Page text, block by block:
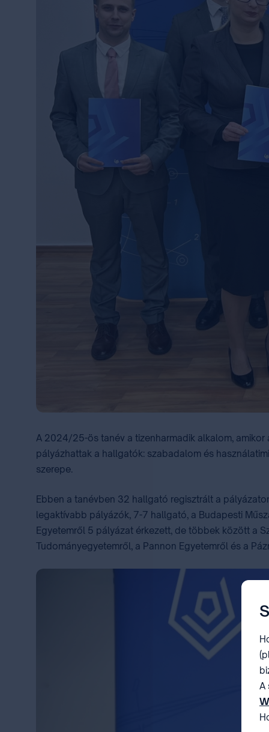
A 2024/25-ös tanév a tizenharmadik alkalom,
pályázhattak a hallgatók: szabadalom és
szerepe.
Ebben a tanévben 32 hallgató regisztrált a
legaktívabb pályázók, 7-7 hallgató, a Budapesti
Egyetemről 5 pályázat érkezett, de többek között a
Tudományegyetemről, a Pannon Egyetemről és a
A